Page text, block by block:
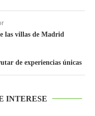
las villas de Madrid
de experiencias únicas
INTERESE